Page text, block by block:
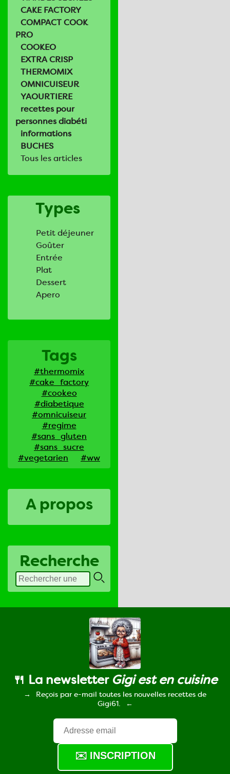
CAKE FACTORY
COMPACT COOK
PRO
COOKEO
EXTRA CRISP
THERMOMIX
OMNICUISEUR
YAOURTIERE
recettes pour
personnes diabéti
informations
BUCHES
Tous les articles
Types
Petit déjeuner
Goûter
Entrée
Plat
Dessert
Apero
Tags
#thermomix
#cake_factory
#cookeo
#diabetique
#omnicuiseur
#regime
#sans_gluten
#sans_sucre
#vegetarien
#ww
A propos
Recherche
🍴 La newsletter Gigi est en cuisine
Reçois par e-mail toutes les nouvelles recettes de
Gigi61.